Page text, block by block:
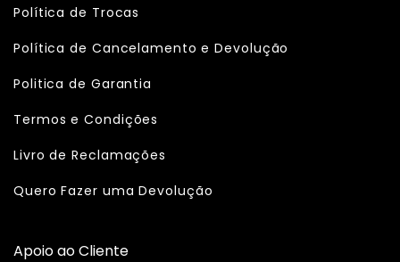
Política de Trocas
Política de Cancelamento e Devolução
Politica de Garantia
Termos e Condições
Livro de Reclamações
Quero Fazer uma Devolução
Apoio ao Cliente